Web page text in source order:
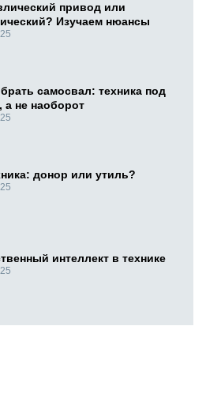
привод или
Изучаем нюансы
самосвал: техника под
а не наоборот
донор или утиль?
интеллект в технике